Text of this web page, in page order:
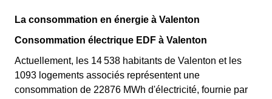
La consommation en énergie à Valenton
Consommation électrique EDF à Valenton
Actuellement, les 14 538 habitants de Valenton et les
1093 logements associés représentent une
consommation de 22876 MWh d'électricité, fournie par